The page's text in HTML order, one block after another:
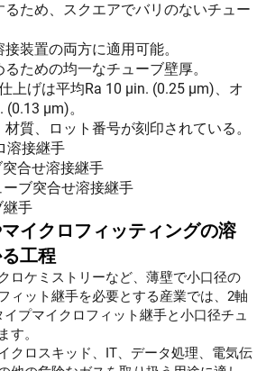
ため、スクエアでバリのないチュー
装置の両方に適用可能。
ための均一なチューブ壁厚。
上げは平均Ra 10 μin. (0.25 μm)、オ
μm)。
質、ロット番号が刻印されている。
溶接継手
合せ溶接継手
ブ突合せ溶接継手
継手
イクロフィッティングの溶
工程
ロケミストリーなど、薄壁で小口径の
ィット継手を必要とする産業では、2軸
イプマイクロフィット継手と小口径チュ
す。
クロスキッド、IT、データ処理、電気伝